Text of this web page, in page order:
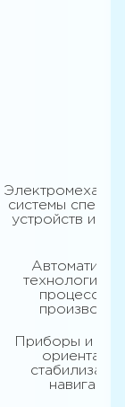
системы
устройств и
процессов
Приборы и
навигации